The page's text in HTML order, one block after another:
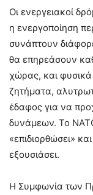
Οι ενεργειακοί
η ενεργοποίηση
συνάπτουν
θα επηρεάσουν
χώρας, και
ζητήματα,
έδαφος για να
δυνάμεων. Το
«επιδιορθώσει»
εξουσιάσει.
Η Συμφωνία των